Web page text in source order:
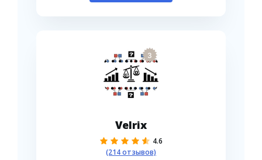
3
Velrix
4.6
(214 отзывов)